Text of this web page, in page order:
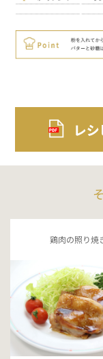
鶏肉の照り焼